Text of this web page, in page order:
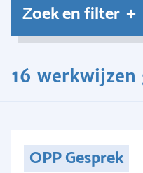
Zoek en filter
16 werkwijzen
OPP Gesprek